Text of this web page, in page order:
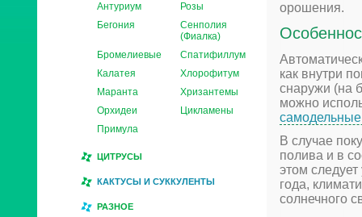
Антуриум
Розы
Бегония
Сенполия
(Фиалка)
Бромелиевые
Спатифиллум
Калатея
Хлорофитум
Маранта
Хризантемы
Орхидеи
Цикламены
Примула
ЦИТРУСЫ
КАКТУСЫ И СУККУЛЕНТЫ
РАЗНОЕ
орошения.
как внутри
снаружи (на
можно
В случае
полива и в
этом
года,
солнечного